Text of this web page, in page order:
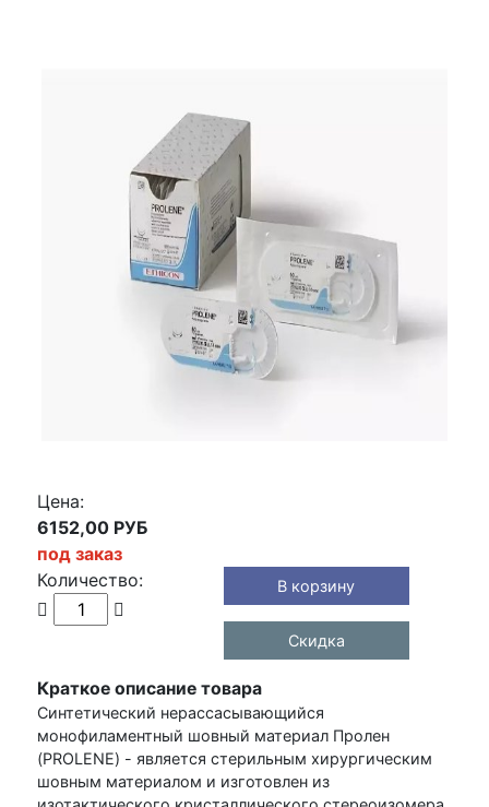
Цена:
6152,00 РУБ
под заказ
Количество:
В корзину
Скидка
Краткое описание товара
Синтетический нерассасывающийся
монофиламентный шовный материал Пролен
(PROLENE) - является стерильным хирургическим
шовным материалом и изготовлен из